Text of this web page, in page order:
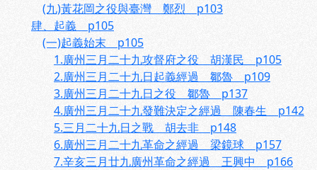
(九)黃花岡之役與臺灣 鄭烈 p103
肆、起義 p105
(一)起義始末 p105
1.廣州三月二十九攻督府之役 胡漢民 p105
2.廣州三月二十九日起義經過 鄒魯 p109
3.廣州三月二十九日之役 鄒魯 p137
4.廣州三月二十九發難決定之經過 陳春生 p142
5.三月二十九日之戰 胡去非 p148
6.廣州三月二十九革命之經過 梁鏡球 p157
7.辛亥三月廿九廣州革命之經過 王興中 p166